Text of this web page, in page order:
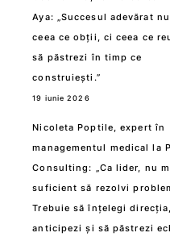
Aya: „Succesul adevărat
ceea ce obții, ci ceea ce
să păstrezi în timp ce
construiești.”
19 iunie 2026
Nicoleta Poptile, expert în
managementul medical la
Consulting: „Ca lider, nu
suficient să rezolvi
Trebuie să înțelegi
anticipezi și să păstrezi